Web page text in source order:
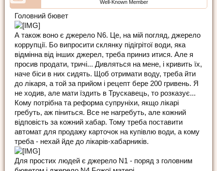
Well-Known Member
Головний бювет
А також воно є джерело N6. Це, на мій погляд, джерело
коррупції. Бо випросити склянку підігрітої води, яка
відмінна від інших джерел, треба приниз итися. Але я
просив продати, тричі... Дивляться на мене, і кривить їх,
наче біси в них сидять. Щоб отримати воду, треба йти
до лікаря, а той за прийом і рецепт бере 200 гривень. Я
не ходив, але мати їздить в Трускавець, то розказує...
Кому потрібна та реформа супруніхи, якщо лікарі
гребуть, аж піниться. Все не нагребуть, але кожний
відповість за кожний хабар. Тому треба поставити
автомат для продажу карточок на купівлю води, а кому
треба - нехай йде до лікарів-хабарників.
Для простих людей є джерело N1 - поряд з головним